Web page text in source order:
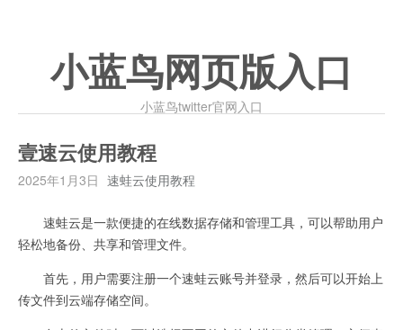
小蓝鸟网页版入口
小蓝鸟twitter官网入口
壹速云使用教程
2025年1月3日 速蛙云使用教程
速蛙云是一款便捷的在线数据存储和管理工具，可以帮助用户
轻松地备份、共享和管理文件。
首先，用户需要注册一个速蛙云账号并登录，然后可以开始上
传文件到云端存储空间。